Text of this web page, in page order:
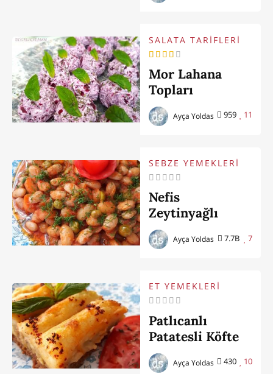
SALATA TARİFLERİ
Mor Lahana
Topları
959 11
Ayça Yoldas
SEBZE YEMEKLERİ
Nefis
Zeytinyağlı
Bezelyeli
Barbunya
7.7B 7
Ayça Yoldas
ET YEMEKLERİ
Patlıcanlı
Patatesli Köfte
430 10
Ayça Yoldas